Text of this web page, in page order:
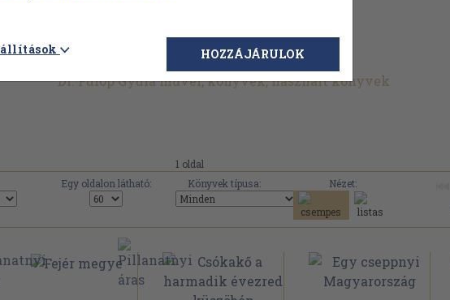
Dr. Fülöp Gyula művei, könyvek, használt könyvek
1 oldal
Egy oldalon látható: Könyvek típusa:
Nézet:
HOZZÁJÁRULOK